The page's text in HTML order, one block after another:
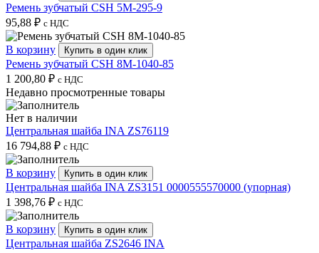
Ремень зубчатый CSH 5M-295-9
95,88 ₽ с НДС
В корзину Купить в один клик
Ремень зубчатый CSH 8M-1040-85
1 200,80 ₽ с НДС
Недавно просмотренные товары
Нет в наличии
Центральная шайба INA ZS76119
16 794,88 ₽ с НДС
В корзину Купить в один клик
Центральная шайба INA ZS3151 0000555570000 (упорная)
1 398,76 ₽ с НДС
В корзину Купить в один клик
Центральная шайба ZS2646 INA